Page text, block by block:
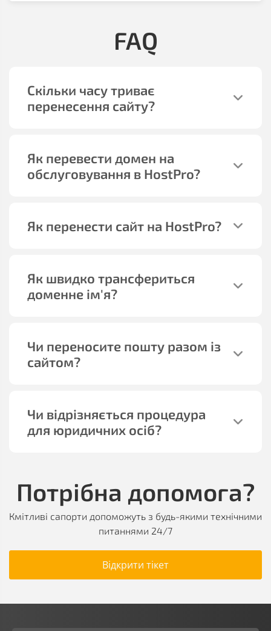
FAQ
Скільки часу триває
перенесення сайту?
Як перевести домен на
обслуговування в HostPro?
Як перенести сайт на HostPro?
Як швидко трансфериться
доменне ім'я?
Чи переносите пошту разом із
сайтом?
Чи відрізняється процедура
для юридичних осіб?
Потрібна допомога?
Кмітливі сапорти допоможуть з будь-якими технічними
питаннями 24/7
Відкрити тікет